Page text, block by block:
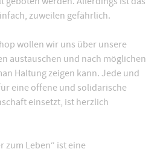
zuweilen gefährlich.
wollen wir uns über unsere
austauschen und nach möglichen
Haltung zeigen kann. Jede und
eine offene und solidarische
einsetzt, ist herzlich
zum Leben“ ist eine